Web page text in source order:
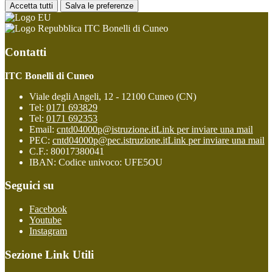
Accetta tutti Salva le preferenze
ITC Bonelli di Cuneo
Contatti
ITC Bonelli di Cuneo
Viale degli Angeli, 12 - 12100 Cuneo (CN)
Tel: 0171 693829
Tel: 0171 692353
Email: cntd04000p@istruzione.itLink per inviare una mail
PEC: cntd04000p@pec.istruzione.itLink per inviare una mail
C.F.: 80017380041
IBAN: Codice univoco: UFE5OU
Seguici su
Facebook
Youtube
Instagram
Sezione Link Utili